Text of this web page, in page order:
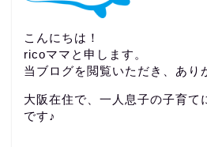
こんにちは！
ricoママと申します。
当ブログを閲覧いただき、あり
大阪在住で、一人息子の子育て
です♪